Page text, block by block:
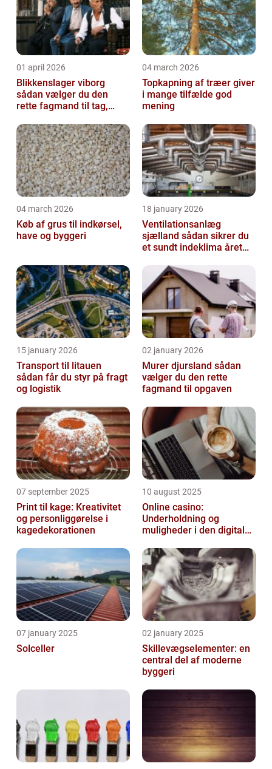
01 april 2026
Blikkenslager viborg
sådan vælger du den
rette fagmand til tag,
04 march 2026
Topkapning af træer giver
i mange tilfælde god
mening
04 march 2026
Køb af grus til indkørsel,
have og byggeri
18 january 2026
Ventilationsanlæg
sjælland sådan sikrer du
et sundt indeklima året
15 january 2026
Transport til litauen
sådan får du styr på fragt
og logistik
02 january 2026
Murer djursland sådan
vælger du den rette
fagmand til opgaven
07 september 2025
Print til kage: Kreativitet
og personliggørelse i
kagedekorationen
10 august 2025
Online casino:
Underholdning og
muligheder i den digitale
07 january 2025
Solceller
02 january 2025
Skillevægselementer: en
central del af moderne
byggeri